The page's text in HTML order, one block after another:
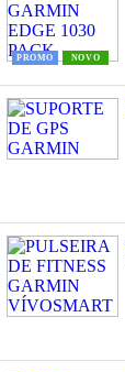
NOVO
PROMO